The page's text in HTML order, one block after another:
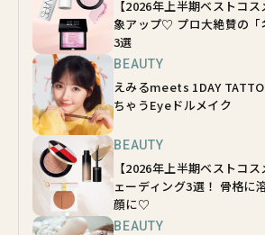
【2026年上半期ベストコ
象アップ♡ プロ大絶賛の「
3選
BEAUTY
えみるmeets 1DAY
ちゃうEyeドルメイク
BEAUTY
【2026年上半期ベストコ
ェーディング3選！ 骨格に
顔に♡
BEAUTY